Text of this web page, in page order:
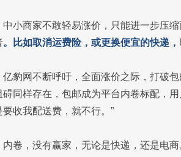
中小商家不敢轻易涨价，只能进一步压
。比如取消运费险，或更换便宜的快递，
亿豹网不断呼吁，全面涨价之际，打破
碍同样存在，包邮成为平台内卷标配，
要收我配送费，就不行。”
内卷，没有赢家，无论是快递，还是电